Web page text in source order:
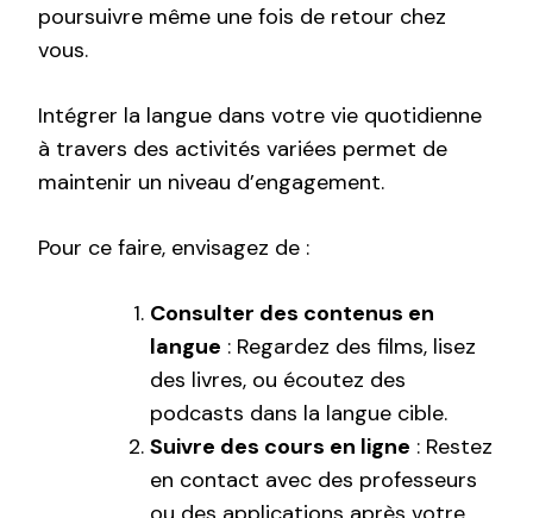
poursuivre même une fois de retour chez
vous.
Intégrer la langue dans votre vie quotidienne
à travers des activités variées permet de
maintenir un niveau d’engagement.
Pour ce faire, envisagez de :
Consulter des contenus en
langue : Regardez des films, lisez
des livres, ou écoutez des
podcasts dans la langue cible.
Suivre des cours en ligne : Restez
en contact avec des professeurs